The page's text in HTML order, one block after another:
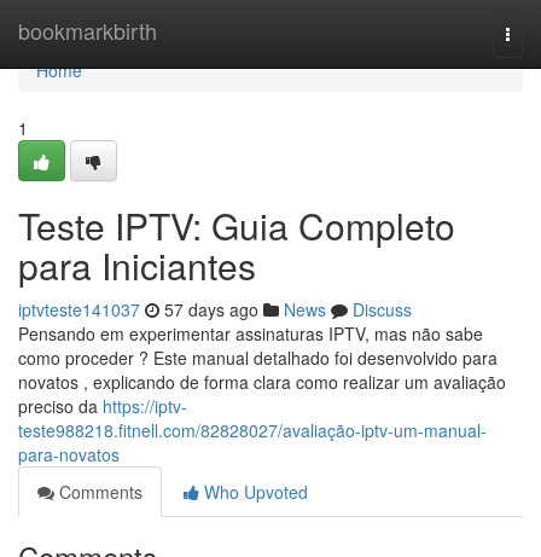
bookmarkbirth
Home
Home
1
Teste IPTV: Guia Completo
para Iniciantes
iptvteste141037 57 days ago News
Discuss
Pensando em experimentar assinaturas IPTV, mas não sabe
como proceder ? Este manual detalhado foi desenvolvido para
novatos , explicando de forma clara como realizar um avaliação
preciso da https://iptv-
teste988218.fitnell.com/82828027/avaliação-iptv-um-manual-
para-novatos
Comments
Who Upvoted